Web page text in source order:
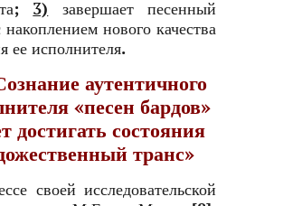
3) завершает песенный
накоплением нового качества
ее исполнителя.
аутентичного
«песен бардов»
достигать состояния
транс»
своей исследовательской